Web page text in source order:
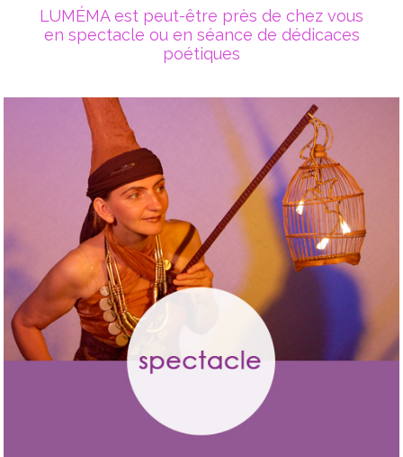
LUMÉMA est peut-être près de chez vous
en spectacle ou en séance de dédicaces
poétiques